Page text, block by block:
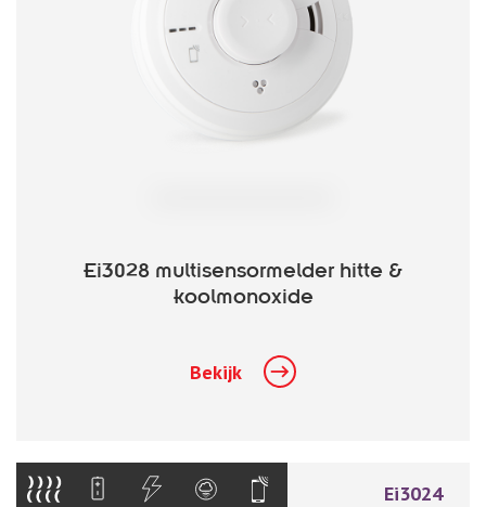
Ei3028 multisensormelder hitte &
koolmonoxide
Bekijk
Ei3024